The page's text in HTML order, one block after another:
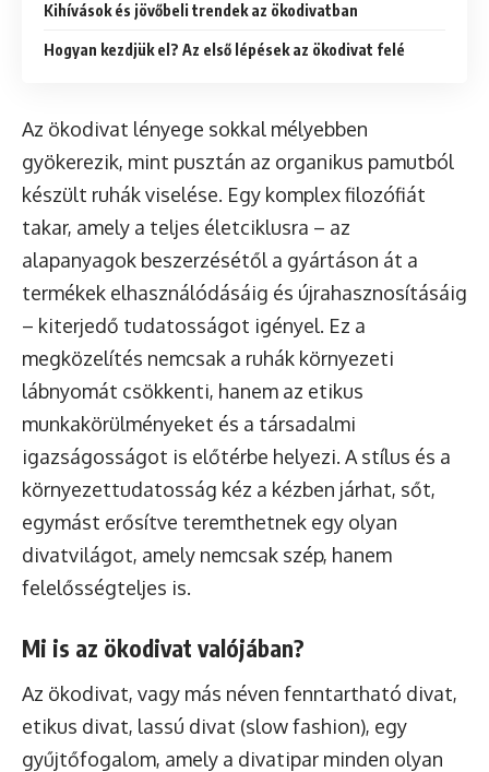
Kihívások és jövőbeli trendek az ökodivatban
Hogyan kezdjük el? Az első lépések az ökodivat felé
Az ökodivat lényege sokkal mélyebben
gyökerezik, mint pusztán az organikus pamutból
készült ruhák viselése. Egy komplex filozófiát
takar, amely a teljes életciklusra – az
alapanyagok beszerzésétől a gyártáson át a
termékek elhasználódásáig és újrahasznosításáig
– kiterjedő tudatosságot igényel. Ez a
megközelítés nemcsak a ruhák környezeti
lábnyomát csökkenti, hanem az etikus
munkakörülményeket és a társadalmi
igazságosságot is előtérbe helyezi. A stílus és a
környezettudatosság kéz a kézben járhat, sőt,
egymást erősítve teremthetnek egy olyan
divatvilágot, amely nemcsak szép, hanem
felelősségteljes is.
Mi is az ökodivat valójában?
Az ökodivat, vagy más néven fenntartható divat,
etikus divat, lassú divat (slow fashion), egy
gyűjtőfogalom, amely a divatipar minden olyan